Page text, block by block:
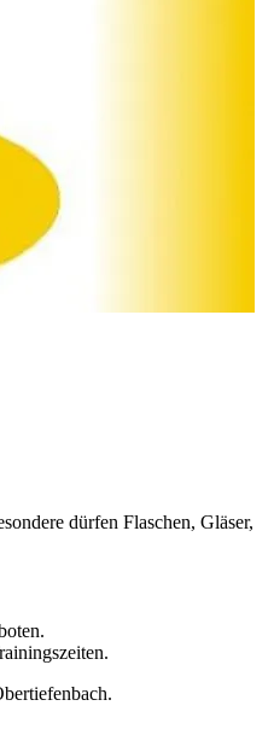
dürfen Flaschen, Gläser,